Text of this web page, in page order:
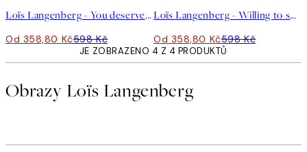
Loïs Langenberg - You deserve a little treat Plakát
Od 358,80 Kč598 Kč
Loïs Langenberg - Willing to share my Coffe with you Plakát
Od 358,80 Kč598 Kč
JE ZOBRAZENO 4 Z 4 PRODUKTŮ
Obrazy Loïs Langenberg